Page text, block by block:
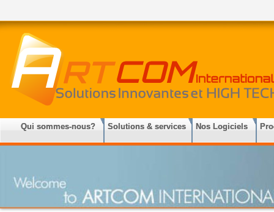
Qui sommes-nous? Solutions & services Nos Logiciels